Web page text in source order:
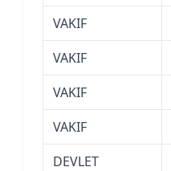
VAKIF
VAKIF
VAKIF
VAKIF
DEVLET